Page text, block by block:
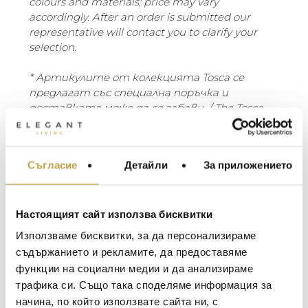
Съгласие Детайли За приложението
Настоящият сайт използва бисквитки
Използваме бисквитки, за да персонализираме
съдържанието и рекламите, да предоставяме
функции на социални медии и да анализираме
трафика си. Също така споделяме информация за
начина, по който използвате сайта ни, с
accordingly. After an order is submitted our
representative will contact you to clarify your
selection.
* Артикулите от колекцията Tosca се
предлагат със специална поръчка и
доставката може да се забави. / The Tosca
collection is on special order and delivery is
longer than standard period.
Като част от ексклузивната колекция
Tosca, Monica Armani проектира маса за
същите елегантни, наклонени крака и
керамичен плот с уникална овална форма.
Красивият плот е изработен от
керамика и има фин десен. Керамиката е
идеален материал за открито, тъй като
е напълно устойчива на ултравиолетови
лъчи и замръзване, изключително
МЕБЕЛИ ЗА ДОМА И
ЗА МАСАТА
ТЕКСТИЛ ЗА ДОМА
АРОМАТИ ЗА ДОМА
BACCARAT
TOM DIXON
MICHAEL ARAM